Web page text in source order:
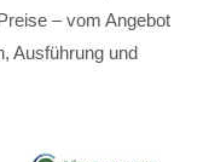
– vom Angebot
Ausführung und